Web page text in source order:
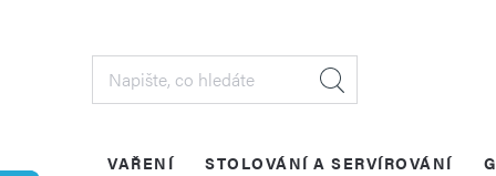
VAŘENÍ STOLOVÁNÍ A SERVÍROVÁNÍ